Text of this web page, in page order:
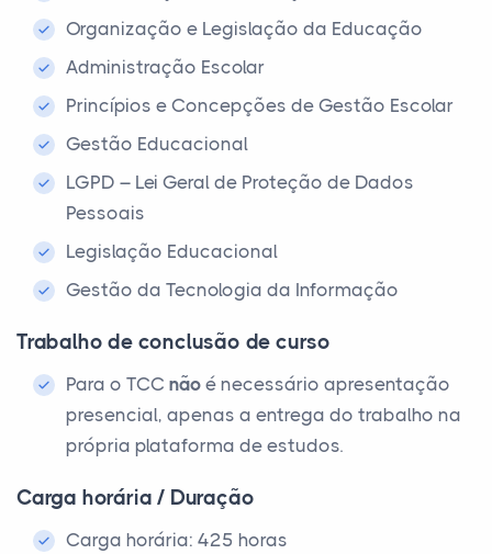
Organização e Legislação da Educação
Administração Escolar
Princípios e Concepções de Gestão Escolar
Gestão Educacional
LGPD – Lei Geral de Proteção de Dados
Pessoais
Legislação Educacional
Gestão da Tecnologia da Informação
Trabalho de conclusão de curso
Para o TCC não é necessário apresentação
presencial, apenas a entrega do trabalho na
própria plataforma de estudos.
Carga horária / Duração
Carga horária: 425 horas